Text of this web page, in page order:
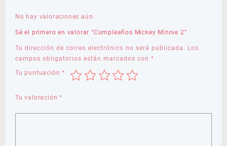
No hay valoraciones aún.
Sé el primero en valorar “Cumpleaños Mickey Minnie 2”
Tu dirección de correo electrónico no será publicada. Los
campos obligatorios están marcados con *
Tu puntuación*
Tu valoración*